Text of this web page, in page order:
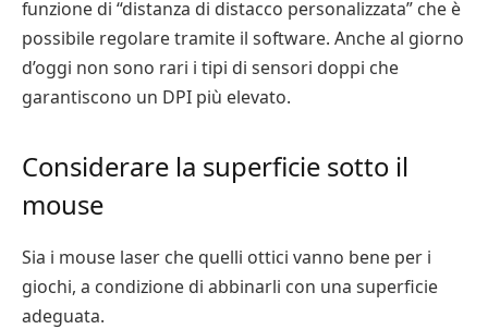
funzione di “distanza di distacco personalizzata” che è
possibile regolare tramite il software. Anche al giorno
d’oggi non sono rari i tipi di sensori doppi che
garantiscono un DPI più elevato.
Considerare la superficie sotto il
mouse
Sia i mouse laser che quelli ottici vanno bene per i
giochi, a condizione di abbinarli con una superficie
adeguata.